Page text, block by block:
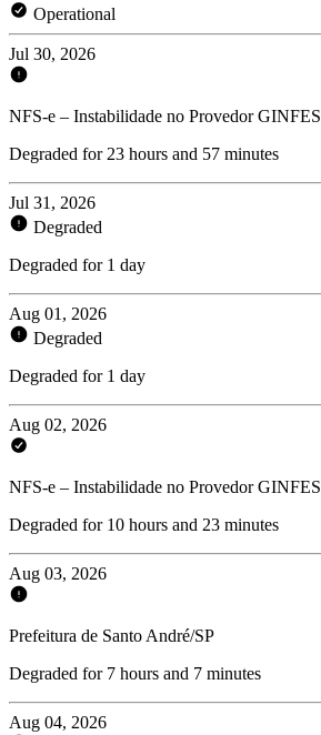
Operational
Jul 30, 2026
NFS-e – Instabilidade no Provedor GINFES
Degraded for 23 hours and 57 minutes
Jul 31, 2026
Degraded
Degraded for 1 day
Aug 01, 2026
Degraded
Degraded for 1 day
Aug 02, 2026
NFS-e – Instabilidade no Provedor GINFES
Degraded for 10 hours and 23 minutes
Aug 03, 2026
Prefeitura de Santo André/SP
Degraded for 7 hours and 7 minutes
Aug 04, 2026